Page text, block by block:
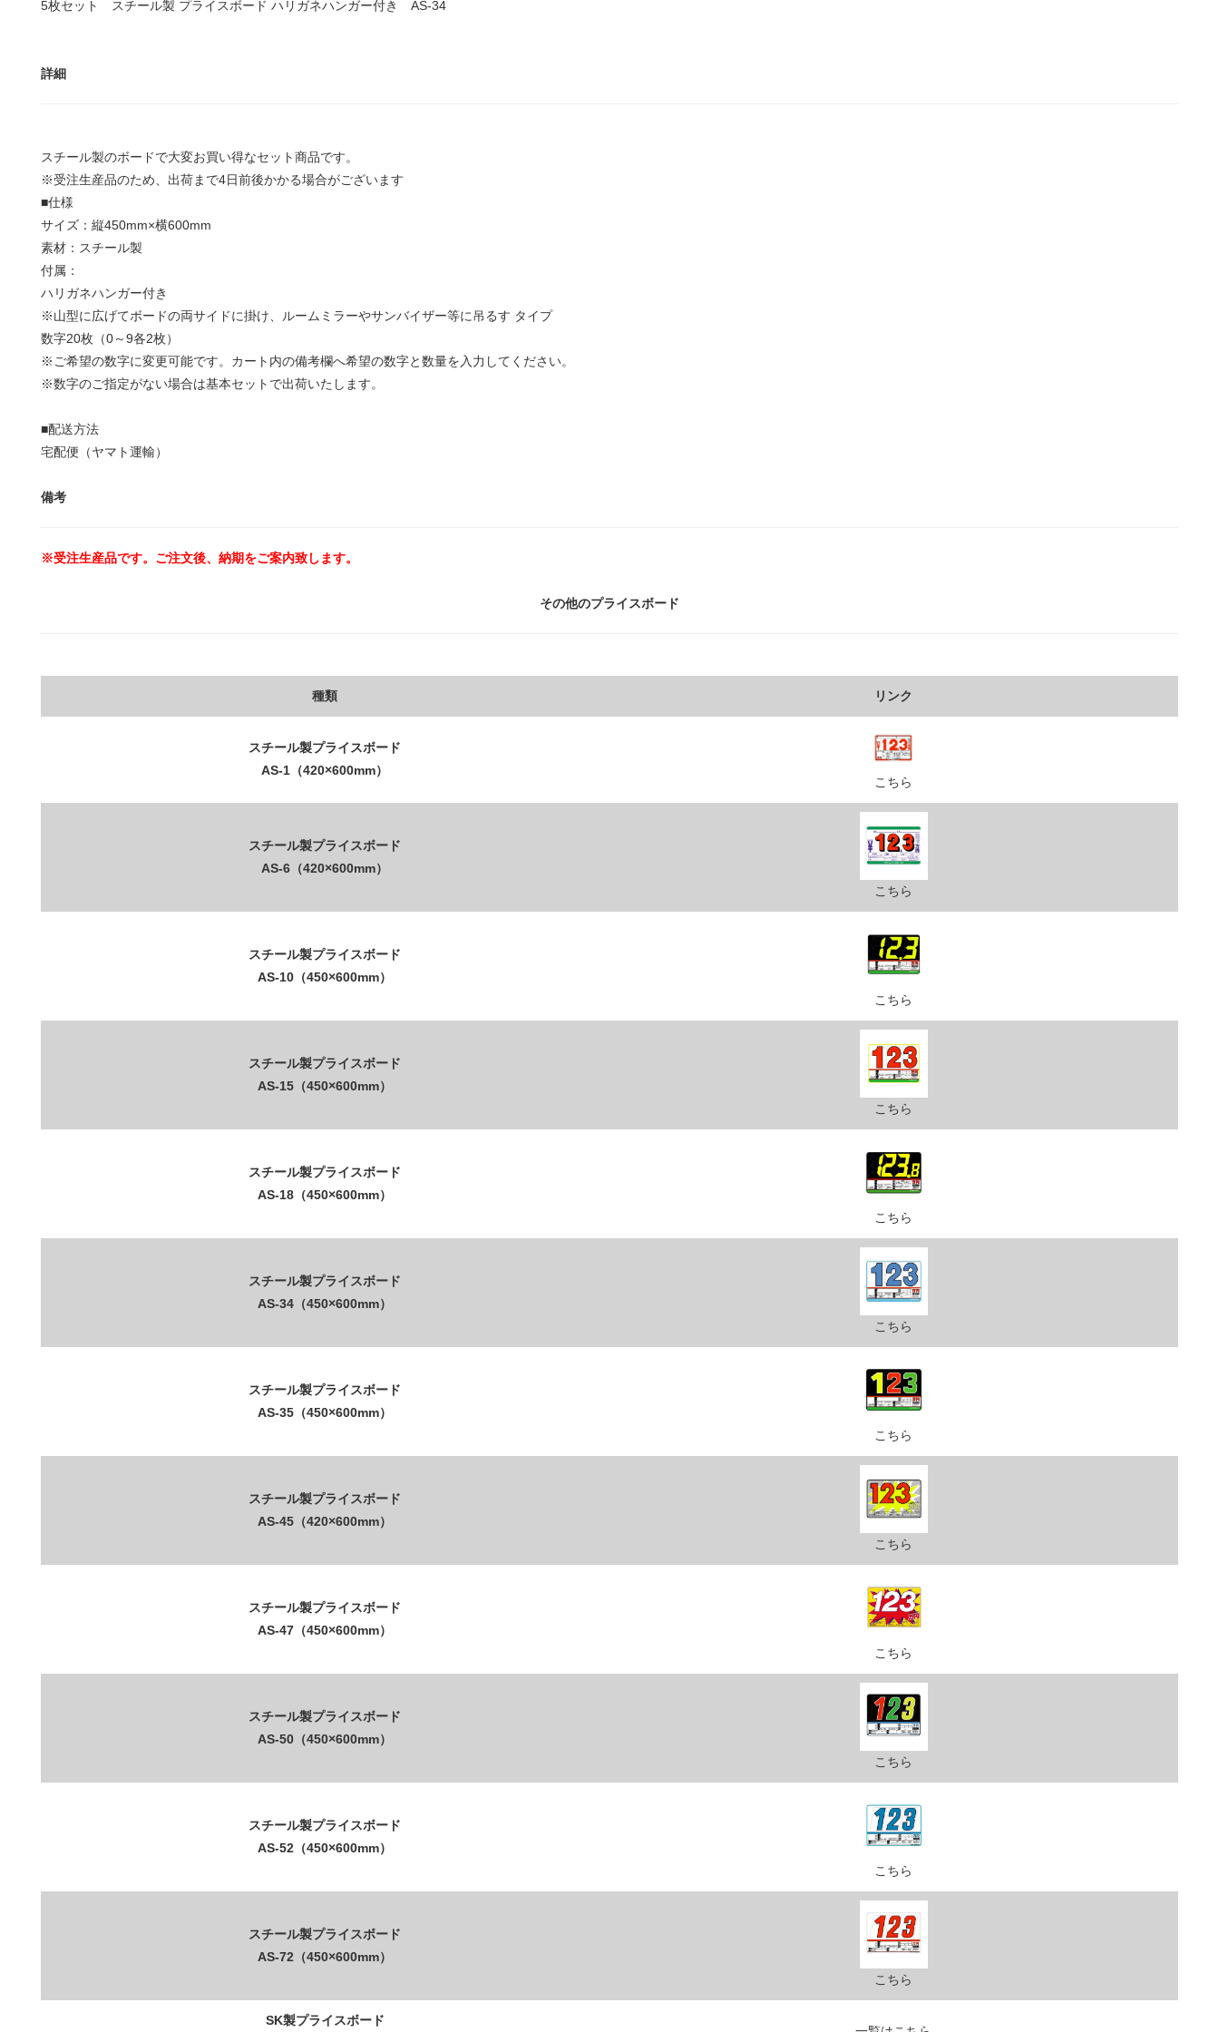
5枚セット スチール製 プライスボード ハリガネハンガー付き AS-34
詳細
スチール製のボードで大変お買い得なセット商品です。
※受注生産品のため、出荷まで4日前後かかる場合がございます
■仕様
サイズ：縦450mm×横600mm
素材：スチール製
付属：
ハリガネハンガー付き
※山型に広げてボードの両サイドに掛け、ルームミラーやサンバイザー等に吊るす タイプ
数字20枚（0～9各2枚）
※ご希望の数字に変更可能です。カート内の備考欄へ希望の数字と数量を入力してください。
※数字のご指定がない場合は基本セットで出荷いたします。
■配送方法
宅配便（ヤマト運輸）
備考
※受注生産品です。ご注文後、納期をご案内致します。
その他のプライスボード
種類 リンク
スチール製プライスボード
AS-1（420×600mm）
こちら
スチール製プライスボード
AS-6（420×600mm）
こちら
スチール製プライスボード
AS-10（450×600mm）
こちら
スチール製プライスボード
AS-15（450×600mm）
こちら
スチール製プライスボード
AS-18（450×600mm）
こちら
スチール製プライスボード
AS-34（450×600mm）
こちら
スチール製プライスボード
AS-35（450×600mm）
こちら
スチール製プライスボード
AS-45（420×600mm）
こちら
スチール製プライスボード
AS-47（450×600mm）
こちら
スチール製プライスボード
AS-50（450×600mm）
こちら
スチール製プライスボード
AS-52（450×600mm）
こちら
スチール製プライスボード
AS-72（450×600mm）
こちら
SK製プライスボード